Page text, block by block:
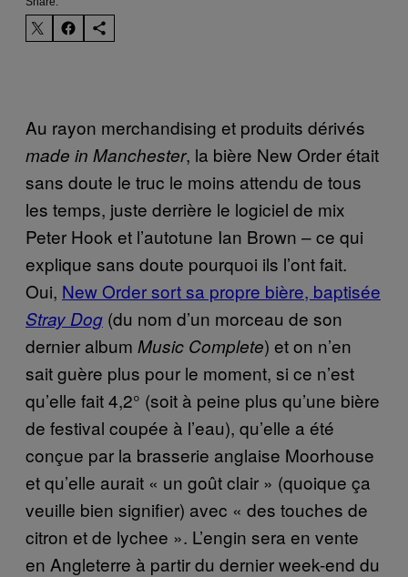
Au rayon merchandising et produits dérivés
made in Manchester, la bière New Order était
sans doute le truc le moins attendu de tous
les temps, juste derrière le logiciel de mix
Peter Hook et l’autotune Ian Brown – ce qui
explique sans doute pourquoi ils l’ont fait.
Oui, New Order sort sa propre bière, baptisée
Stray Dog (du nom d’un morceau de son
dernier album Music Complete) et on n’en
sait guère plus pour le moment, si ce n’est
qu’elle fait 4,2° (soit à peine plus qu’une bière
de festival coupée à l’eau), qu’elle a été
conçue par la brasserie anglaise Moorhouse
et qu’elle aurait « un goût clair » (quoique ça
veuille bien signifier) avec « des touches de
citron et de lychee ». L’engin sera en vente
en Angleterre à partir du dernier week-end du